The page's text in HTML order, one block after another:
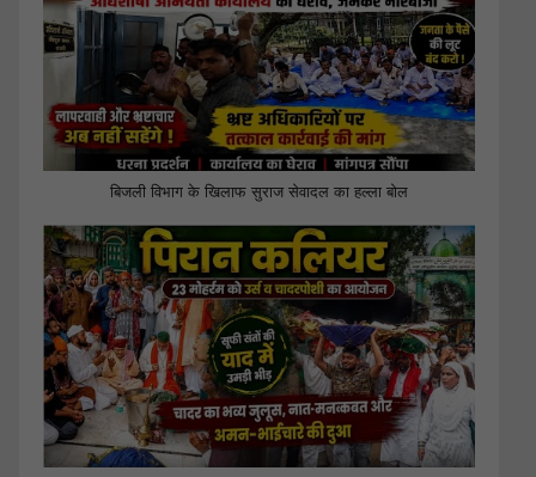
बिजली विभाग के खिलाफ सुराज सेवादल का हल्ला बोल